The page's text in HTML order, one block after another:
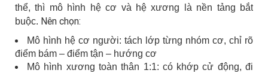
thể, thì mô hình hệ cơ và hệ xương là nền tảng bắt
buộc. Nên chọn:
Mô hình hệ cơ người: tách lớp từng nhóm cơ, chỉ rõ
điểm bám – điểm tận – hướng cơ
Mô hình xương toàn thân 1:1: có khớp cử động, đi